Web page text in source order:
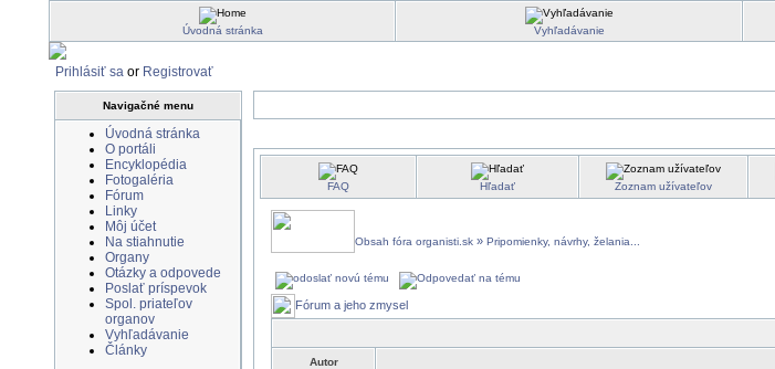
Úvodná stránka Vyhľadávanie
Prihlásiť sa or Registrovať
Navigačné menu
Úvodná stránka
O portáli
Encyklopédia
Fotogaléria
Fórum
Linky
Môj účet
Na stiahnutie
Organy
Otázky a odpovede
Poslať príspevok
Spol. priateľov
organov
Vyhľadávanie
Články
FAQ Hľadať Zoznam užívateľov
Obsah fóra organisti.sk » Pripomienky, návrhy, želania...
Fórum a jeho zmysel
Autor